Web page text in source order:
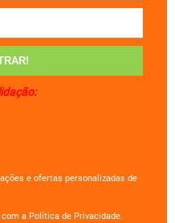
e ofertas personalizadas de
a Política de Privacidade.